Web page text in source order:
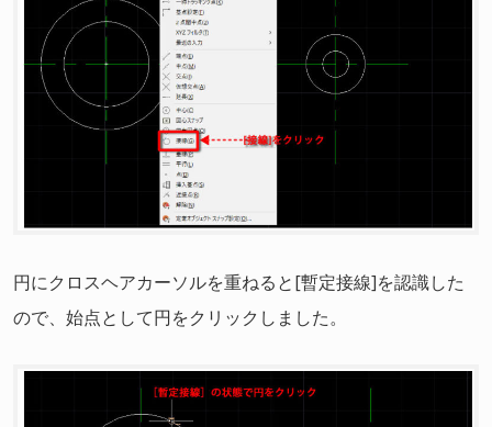
円にクロスヘアカーソルを重ねると[暫定接線]を認識した
ので、始点として円をクリックしました。